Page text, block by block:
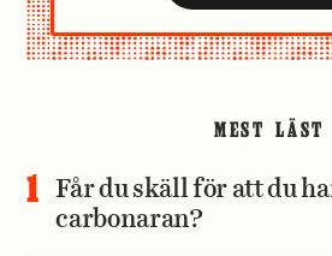
MEST LÄST
Får du skäll för att du
carbonaran?